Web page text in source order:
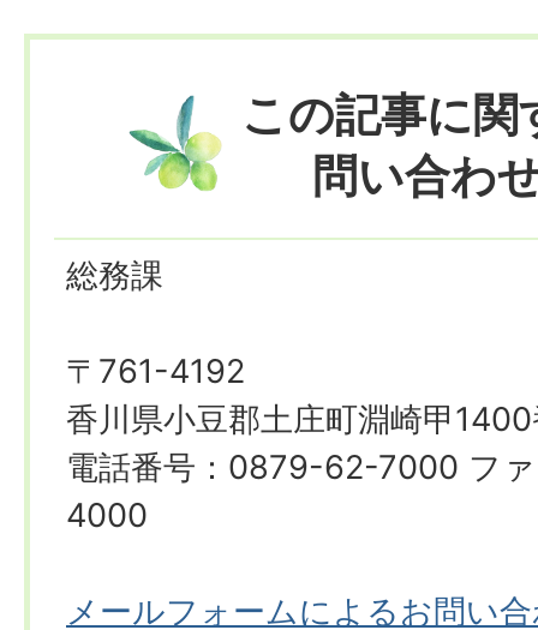
この記事に関
問い合わ
総務課
〒761-4192
香川県小豆郡土庄町淵崎甲
電話番号：0879-62-7000 フ
4000
メールフォームによるお問い